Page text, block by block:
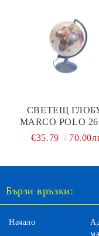
СВЕТЕЩ
MARCO POLO
NOVA RICO
€35.79
Бързи връзки:
Начало